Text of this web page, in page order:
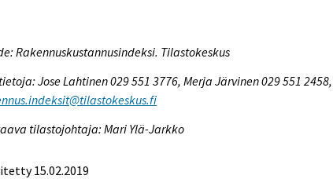
Rakennuskustannusindeksi. Tilastokeskus
Jose Lahtinen 029 551 3776, Merja Järvinen 029 551 2458,
tilastojohtaja: Mari Ylä-Jarkko
15.02.2019